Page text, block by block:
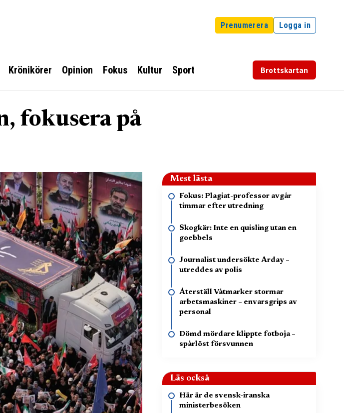
Prenumerera Logga in
Krönikörer Opinion Fokus Kultur Sport Brottskartan
fokusera på
Mest lästa
Fokus: Plagiat-professor avgår
timmar efter utredning
Skogkär: Inte en quisling utan en
goebbels
Journalist undersökte Arday –
utreddes av polis
Återställ Våtmarker stormar
arbetsmaskiner – envarsgrips av
personal
Dömd mördare klippte fotboja –
spårlöst försvunnen
Läs också
Här är de svensk-iranska
ministerbesöken